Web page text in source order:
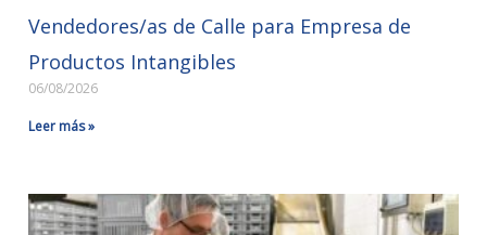
Vendedores/as de Calle para Empresa de
Productos Intangibles
06/08/2026
Leer más »